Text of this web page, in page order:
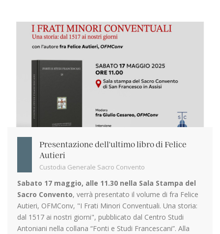
Presentazione dell'ultimo libro di Felice
Autieri
Custodia Generale Sacro Convento
Sabato 17 maggio, alle 11.30 nella Sala Stampa del
Sacro Convento, verrà presentato il volume di fra Felice
Autieri, OFMConv, "I Frati Minori Conventuali. Una storia:
dal 1517 ai nostri giorni", pubblicato dal Centro Studi
Antoniani nella collana “Fonti e Studi Francescani”. Alla